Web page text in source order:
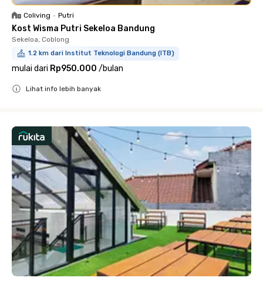
Coliving • Putri
Kost Wisma Putri Sekeloa Bandung
Sekeloa, Coblong
1.2 km dari Institut Teknologi Bandung (ITB)
mulai dari Rp950.000 /bulan
Lihat info lebih banyak